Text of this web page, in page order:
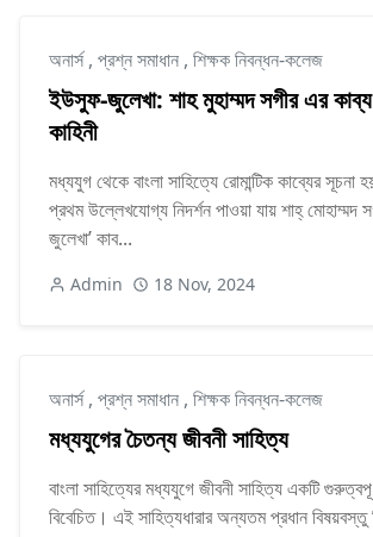
অনার্স, প্রশ্ন সমাধান , শিক্ষক নিবন্ধন-কলেজ
ইউসুফ-জুলেখা: শাহ মুহাম্মদ সগীর এর
কাহিনী
মধ্যযুগ থেকে বাংলা সাহিত্যে রোমান্টিক কাব্যের সূচনা
প্রথম উল্লেখযোগ্য নিদর্শন পাওয়া যায় শাহ্ মোহাম্মদ
জুলেখা’ কাব...
Admin 18 Nov, 2024
অনার্স, প্রশ্ন সমাধান , শিক্ষক নিবন্ধন-কলেজ
মধ্যযুগের চৈতন্য জীবনী সাহিত্য
বাংলা সাহিত্যের মধ্যযুগে জীবনী সাহিত্য একটি
বিবেচিত। এই সাহিত্যধারার অন্যতম প্রধান বিষয়বস্তু